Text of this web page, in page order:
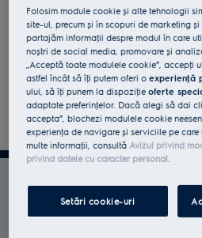
Profită la maxim
Electrolux
Folosim module cookie și alte tehnologii
site-ul, precum și în scopuri de marketing și
partajăm informaţii despre modul în care
noștri de social media, promovare și
„Acceptă toate modulele cookie”, accepţi
astfel încât să îţi putem oferi oexperienţă
ului, să îţi punem la dispoziţieoferte
adaptate preferinţelor. Dacă alegi să dai
accepta”, blochezi modulele cookie
experienţa de navigare și serviciile pe care
multe informaţii, consultă Avizul privind
privind datele cu caracter personal.
Setări cookie-uri